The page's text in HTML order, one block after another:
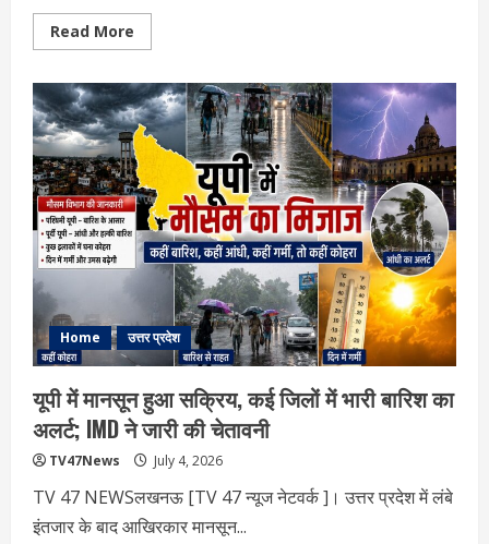
Read More
more
योगी
का
प्रयागराज
दौरा:
विकास,
वैचारिक
संदेश
और
2027
की
राजनीतिक
रणनीति
का
Home उत्तर प्रदेश
यूपी में मानसून हुआ सक्रिय, कई जिलों में भारी बारिश का
अलर्ट; IMD ने जारी की चेतावनी
TV47News July 4, 2026
TV 47 NEWSलखनऊ [TV 47 न्‍यूज नेटवर्क ]। उत्तर प्रदेश में लंबे
इंतजार के बाद आखिरकार मानसून...